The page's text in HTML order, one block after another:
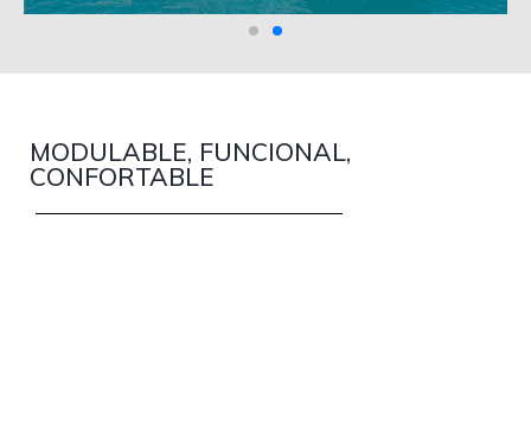
MODULABLE, FUNCIONAL,
CONFORTABLE
TERRAZA SOBRE EL AGUA